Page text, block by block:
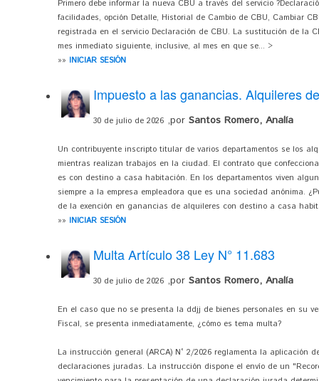
Primero debe informar la nueva CBU a través del servicio
facilidades, opción Detalle, Historial de Cambio de CBU, Cambiar
registrada en el servicio Declaración de CBU. La sustitución de la
mes inmediato siguiente, inclusive, al mes en que se... >
»» INICIAR SESIÓN
Impuesto a las ganancias. Alquileres
30 de julio de 2026 ,por Santos Romero, Analía
Un contribuyente inscripto titular de varios departamentos se los
mientras realizan trabajos en la ciudad. El contrato que
es con destino a casa habitación. En los departamentos viven
siempre a la empresa empleadora que es una sociedad anónima.
de la exención en ganancias de alquileres con destino a casa
»» INICIAR SESIÓN
Multa Artículo 38 Ley N° 11.683
30 de julio de 2026 ,por Santos Romero, Analía
En el caso que no se presenta la ddjj de bienes personales en su
Fiscal, se presenta inmediatamente, ¿cómo es tema multa?
La instrucción general (ARCA) N° 2/2026 reglamenta la aplicación
declaraciones juradas. La instrucción dispone el envío de un